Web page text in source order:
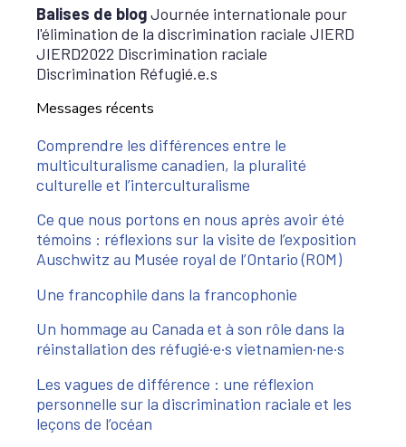
Balises de blogJournée internationale pour
l'élimination de la discrimination raciale JIERD
JIERD2022 Discrimination raciale
Discrimination Réfugié.e.s
Messages récents
Comprendre les différences entre le
multiculturalisme canadien, la pluralité
culturelle et l’interculturalisme
Ce que nous portons en nous après avoir été
témoins : réflexions sur la visite de l’exposition
Auschwitz au Musée royal de l’Ontario (ROM)
Une francophile dans la francophonie
Un hommage au Canada et à son rôle dans la
réinstallation des réfugié·e·s vietnamien·ne·s
Les vagues de différence : une réflexion
personnelle sur la discrimination raciale et les
leçons de l’océan